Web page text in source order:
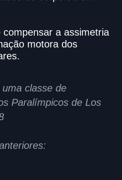
a assimetria
motora dos
classe de
Paralímpicos de Los